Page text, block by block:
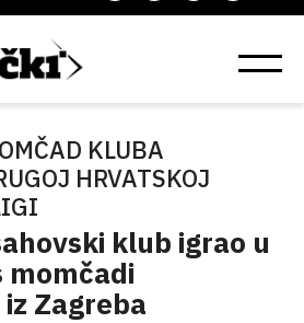
KLUBA
HRVATSKOJ
klub igrao u
momčadi
Zagreba